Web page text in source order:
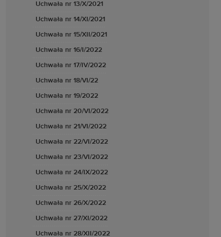
Uchwała nr 13/X/2021
Uchwała nr 14/XI/2021
Uchwała nr 15/XII/2021
Uchwała nr 16/I/2022
Uchwała nr 17/IV/2022
Uchwała nr 18/VI/22
Uchwała nr 19/2022
Uchwała nr 20/VI/2022
Uchwała nr 21/VI/2022
Uchwała nr 22/VI/2022
Uchwała nr 23/VI/2022
Uchwała nr 24/IX/2022
Uchwała nr 25/X/2022
Uchwała nr 26/X/2022
Uchwała nr 27/XI/2022
Uchwała nr 28/XII/2022